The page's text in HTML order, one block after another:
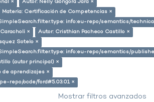
×
Autor: Nelly Góngora Jara ×
Materia: Certificación de Competencias ×
info:eu-repo/semantics/
×
Autor: Cristhian Pacheco Castillo ×
Sotelo ×
info:eu-repo/semantics/
(autor principal) ×
de aprendizajes ×
repo/ocde/ford#5.03.01 ×
Mostrar filtros avanzados